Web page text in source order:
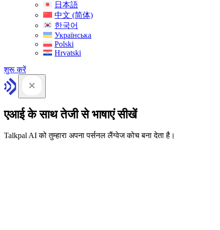
日本語
中文 (简体)
한국어
Українська
Polski
Hrvatski
शुरू करें
एआई के साथ तेजी से भाषाएं सीखें
Talkpal AI को तुम्हारा अपना पर्सनल लैंग्वेज कोच बना देता है।